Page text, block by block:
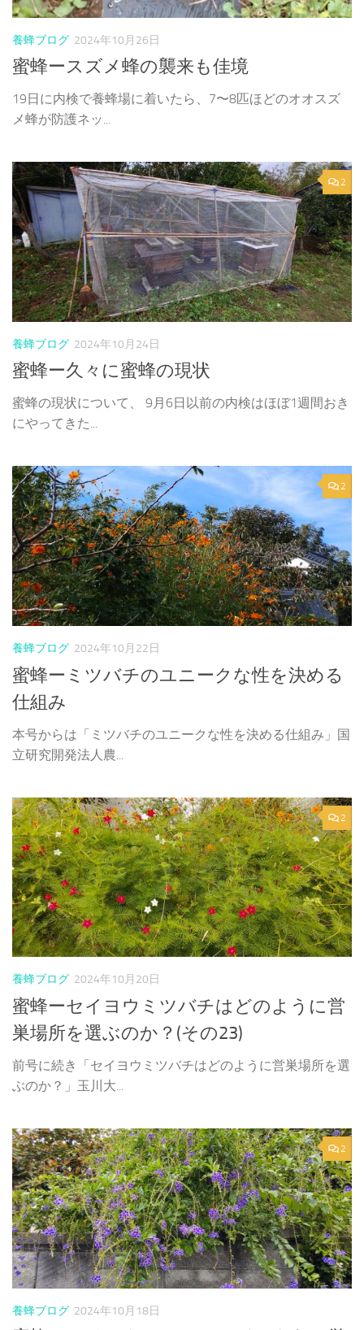
養蜂ブログ 2024年10月26日
蜜蜂ースズメ蜂の襲来も佳境
19日に内検で養蜂場に着いたら、7〜8匹ほどのオオスズ
メ蜂が防護ネッ...
2
養蜂ブログ 2024年10月24日
蜜蜂ー久々に蜜蜂の現状
蜜蜂の現状について、 9月6日以前の内検はほぼ1週間おき
にやってきた...
2
養蜂ブログ 2024年10月22日
蜜蜂ーミツバチのユニークな性を決める
仕組み
本号からは「ミツバチのユニークな性を決める仕組み」国
立研究開発法人農...
2
養蜂ブログ 2024年10月20日
蜜蜂ーセイヨウミツバチはどのように営
巣場所を選ぶのか？(その23)
前号に続き「セイヨウミツバチはどのように営巣場所を選
ぶのか？」玉川大...
2
養蜂ブログ 2024年10月18日